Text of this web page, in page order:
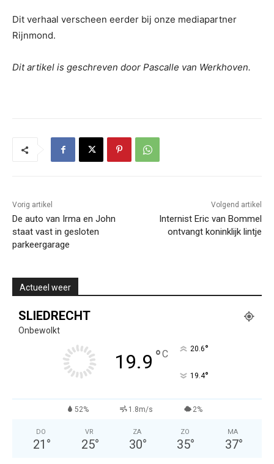
Dit verhaal verscheen eerder bij onze mediapartner
Rijnmond.
Dit artikel is geschreven door Pascalle van Werkhoven.
Vorig artikel
De auto van Irma en John
staat vast in gesloten
parkeergarage
Volgend artikel
Internist Eric van Bommel
ontvangt koninklijk lintje
Actueel weer
SLIEDRECHT
Onbewolkt
19.9 °C 20.6°
19.4°
52% 1.8m/s 2%
DO
21 °
VR
25°
ZA
30°
ZO
35°
MA
37°